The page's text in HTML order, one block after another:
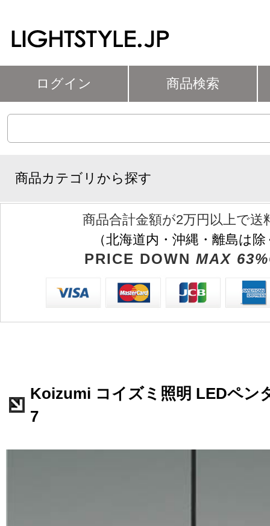
ログイン 商品検索
商品カテゴリから探す
商品合計金額が2万円以上で送
（北海道内・沖縄・離島は
PRICE DOWN MAX
Koizumi コイズミ照明 LEDペン
7